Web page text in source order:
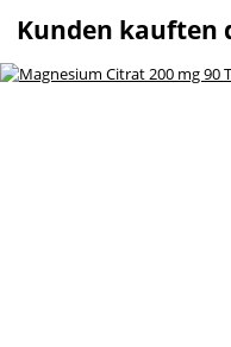
Kunden kauften